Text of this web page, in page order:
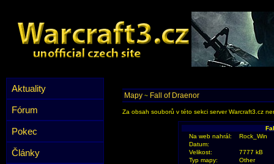
Aktuality
Fórum
Pokec
Články
Mapy ~ Fall of Draenor
Za obsah souborů v této sekci server Warcraft3.cz
Na web nahrál:
Rock_Win
Datum:
Velikost:
7777 kB
Typ mapy:
Other